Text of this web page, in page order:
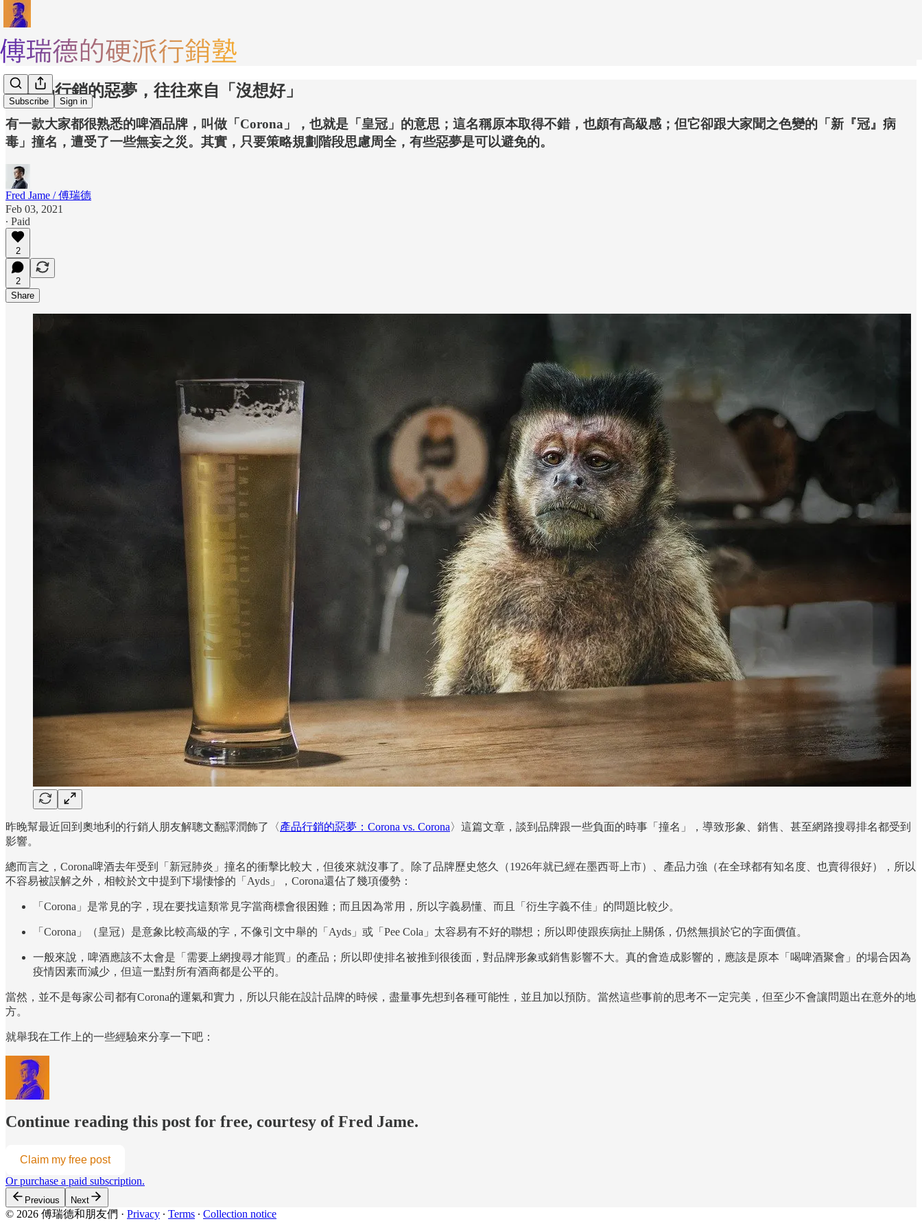
Subscribe Sign in
🔏產品行銷的惡夢，往往來自「沒想好」
有一款大家都很熟悉的啤酒品牌，叫做「Corona」，也就是「皇冠」的意思；這名稱原本取得不錯，也頗有高級感；但它卻跟大家聞之色變的「新『冠』病
毒」撞名，遭受了一些無妄之災。其實，只要策略規劃階段思慮周全，有些惡夢是可以避免的。
Fred Jame / 傅瑞德
Feb 03, 2021
∙ Paid
2
2
Share
昨晚幫最近回到奧地利的行銷人朋友解聰文翻譯潤飾了〈產品行銷的惡夢：Corona vs. Corona〉這篇文章，談到品牌跟一些負面的時事「撞名」，導致形象、銷售、甚至網路搜尋排名都受到
影響。
總而言之，Corona啤酒去年受到「新冠肺炎」撞名的衝擊比較大，但後來就沒事了。除了品牌歷史悠久（1926年就已經在墨西哥上市）、產品力強（在全球都有知名度、也賣得很好），所以
不容易被誤解之外，相較於文中提到下場悽慘的「Ayds」，Corona還佔了幾項優勢：
「Corona」是常見的字，現在要找這類常見字當商標會很困難；而且因為常用，所以字義易懂、而且「衍生字義不佳」的問題比較少。
「Corona」（皇冠）是意象比較高級的字，不像引文中舉的「Ayds」或「Pee Cola」太容易有不好的聯想；所以即使跟疾病扯上關係，仍然無損於它的字面價值。
一般來說，啤酒應該不太會是「需要上網搜尋才能買」的產品；所以即使排名被推到很後面，對品牌形象或銷售影響不大。真的會造成影響的，應該是原本「喝啤酒聚會」的場合因為
疫情因素而減少，但這一點對所有酒商都是公平的。
當然，並不是每家公司都有Corona的運氣和實力，所以只能在設計品牌的時候，盡量事先想到各種可能性，並且加以預防。當然這些事前的思考不一定完美，但至少不會讓問題出在意外的地
方。
就舉我在工作上的一些經驗來分享一下吧：
Continue reading this post for free, courtesy of Fred Jame.
Claim my free post
Or purchase a paid subscription.
Previous Next
© 2026 傅瑞德和朋友們 · Privacy ∙ Terms ∙ Collection notice